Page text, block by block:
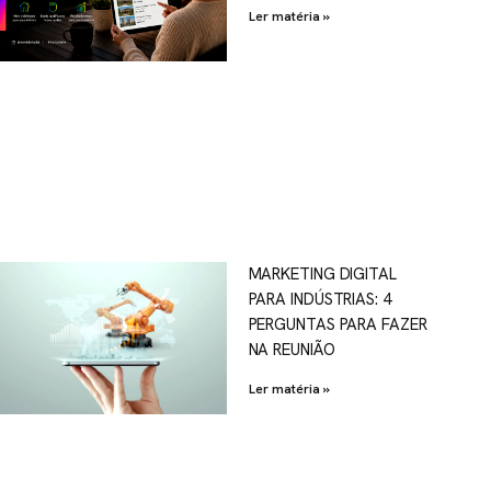
Ler matéria »
MARKETING DIGITAL
PARA INDÚSTRIAS: 4
PERGUNTAS PARA FAZER
NA REUNIÃO
Ler matéria »